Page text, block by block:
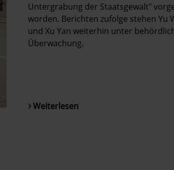
Untergrabung der Staatsgewalt"
worden. Berichten zufolge stehen Yu
und Xu Yan weiterhin unter
Überwachung.
Weiterlesen